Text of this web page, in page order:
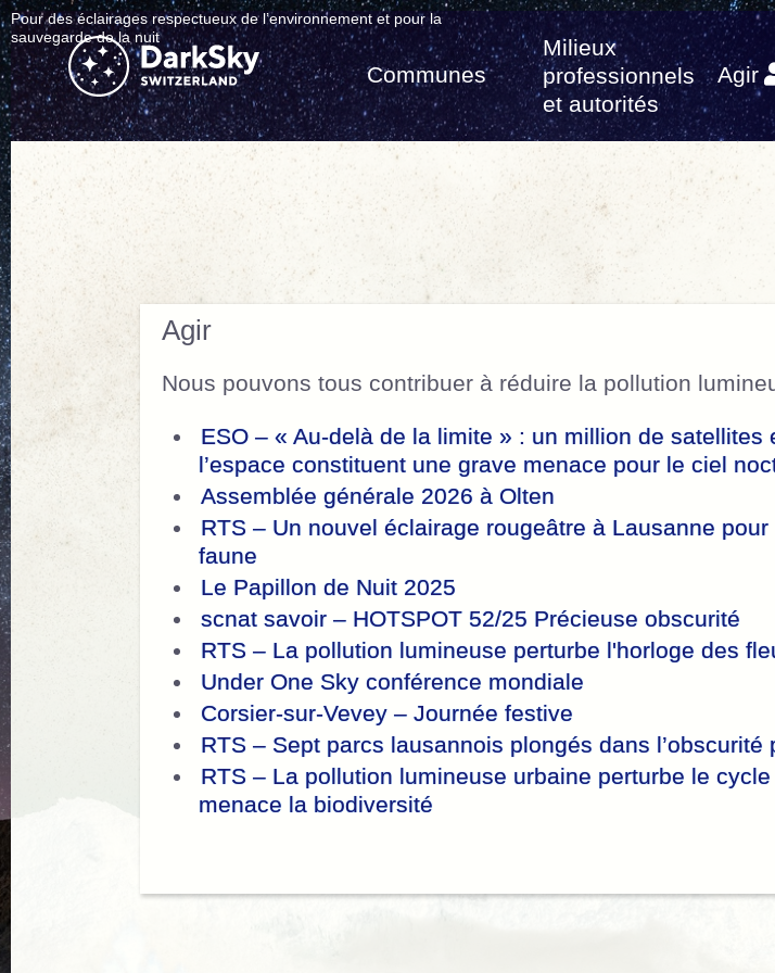
Pour des éclairages respectueux de l’environnement et pour la
sauvegarde de la nuit
Communes
Milieux
professionnels
et autorités
Agir
Agir
Nous pouvons tous contribuer à réduire la pollution
ESO – « Au-delà de la limite » : un million de satellites
l’espace constituent une grave menace pour le ciel
Assemblée générale 2026 à Olten
RTS – Un nouvel éclairage rougeâtre à Lausanne
faune
Le Papillon de Nuit 2025
scnat savoir – HOTSPOT 52/25 Précieuse obscurité
RTS – La pollution lumineuse perturbe lʹhorloge des
Under One Sky conférence mondiale
Corsier-sur-Vevey – Journée festive
RTS – Sept parcs lausannois plongés dans l’obscurité
RTS – La pollution lumineuse urbaine perturbe le
menace la biodiversité